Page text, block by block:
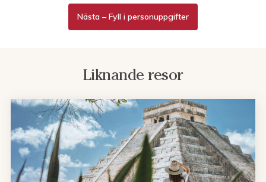
Nästa – Fyll i personuppgifter
Liknande resor